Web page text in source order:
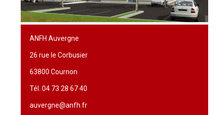
ANFH Auvergne
26 rue le Corbusier
63800 Cournon
Tél. 04 73 28 67 40
auvergne@anfh.fr